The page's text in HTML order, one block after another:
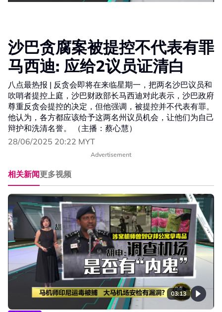
沙巴贪腐案被提控不代表有罪
马西迪: 应给2议员证清白
八点最热报 | 反贪会即将在来临星期一，把两名沙巴议员和
吹哨者提控上庭，沙巴财政部长马西迪对此表示，沙巴政府
尊重反贪会提控的决定，但他强调，被提控并不代表有罪。
他认为，各方都应该给予这两名州议员机会，让他们为自己
辩护和洗清名誉。 （主播：蔡心慧）
28/06/2025 20:22 MYT
Advertisement
相关新闻更多视频
03:13